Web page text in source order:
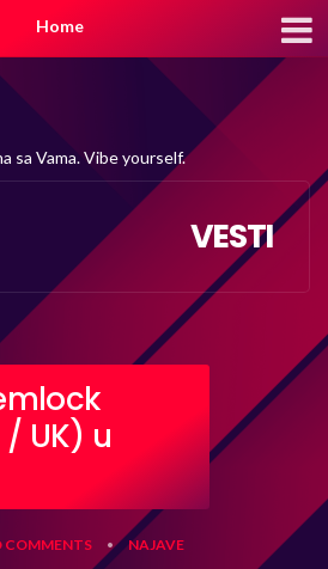
Home
sa Vama. Vibe yourself.
VESTI
UK) u
COMMENTS • NAJAVE